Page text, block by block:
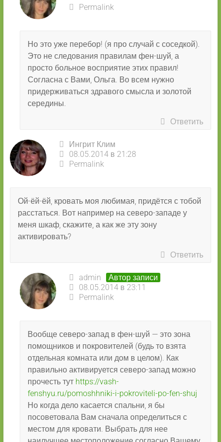
Permalink
Но это уже перебор! (я про случай с соседкой).
Это не следования правилам фен-шуй, а
просто больное восприятие этих правил!
Согласна с Вами, Ольга. Во всем нужно
придерживаться здравого смысла и золотой
середины.
Ответить
Ингрит Клим
08.05.2014 в 21:28
Permalink
Ой-ёй-ёй, кровать моя любимая, придётся с тобой
расстаться. Вот например на северо-западе у
меня шкаф, скажите, а как же эту зону
активировать?
Ответить
admin
Автор записи
08.05.2014 в 23:11
Permalink
Вообще северо-запад в фен-шуй — это зона
помощников и покровителей (будь то взята
отдельная комната или дом в целом). Как
правильно активируется северо-запад можно
прочесть тут https://vash-
fenshyu.ru/pomoshhniki-i-pokroviteli-po-fen-shuj
Но когда дело касается спальни, я бы
посоветовала Вам сначала определиться с
местом для кровати. Выбрать для нее